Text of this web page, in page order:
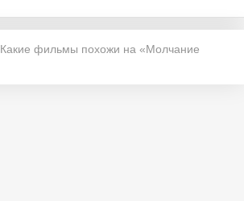
Какие фильмы похожи на «Молчание